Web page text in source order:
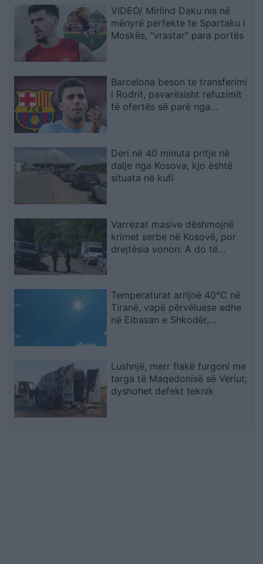
VIDEO/ Mirlind Daku nis në
mënyrë perfekte te Spartaku i
Moskës, “vrastar” para portës
Barcelona beson te transferimi
i Rodrit, pavarësisht refuzimit
të ofertës së parë nga
Deri në 40 minuta pritje në
dalje nga Kosova, kjo është
situata në kufi
Varrezat masive dëshmojnë
krimet serbe në Kosovë, por
drejtësia vonon: A do të
Temperaturat arrijnë 40°C në
Tiranë, vapë përvëluese edhe
në Elbasan e Shkodër,
Lushnjë, merr flakë furgoni me
targa të Maqedonisë së Veriut;
dyshohet defekt teknik